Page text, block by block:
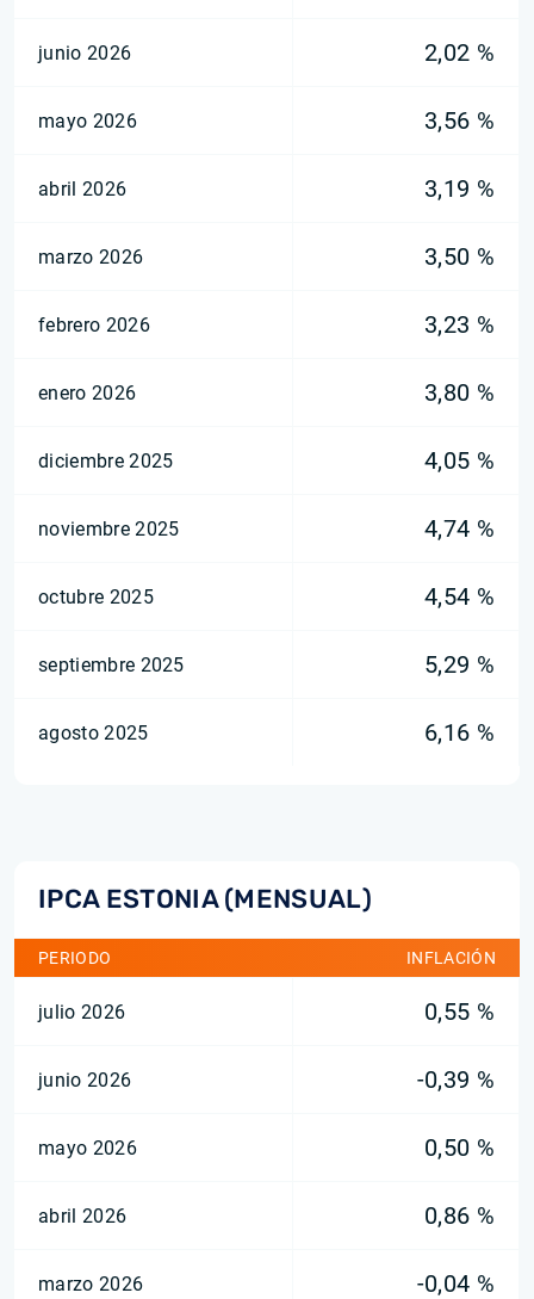
junio 2026 2,02 %
mayo 2026 3,56 %
abril 2026 3,19 %
marzo 2026 3,50 %
febrero 2026 3,23 %
enero 2026 3,80 %
diciembre 2025 4,05 %
noviembre 2025 4,74 %
octubre 2025 4,54 %
septiembre 2025 5,29 %
agosto 2025 6,16 %
IPCA ESTONIA (MENSUAL)
PERIODO INFLACIÓN
julio 2026 0,55 %
junio 2026 -0,39 %
mayo 2026 0,50 %
abril 2026 0,86 %
marzo 2026 -0,04 %